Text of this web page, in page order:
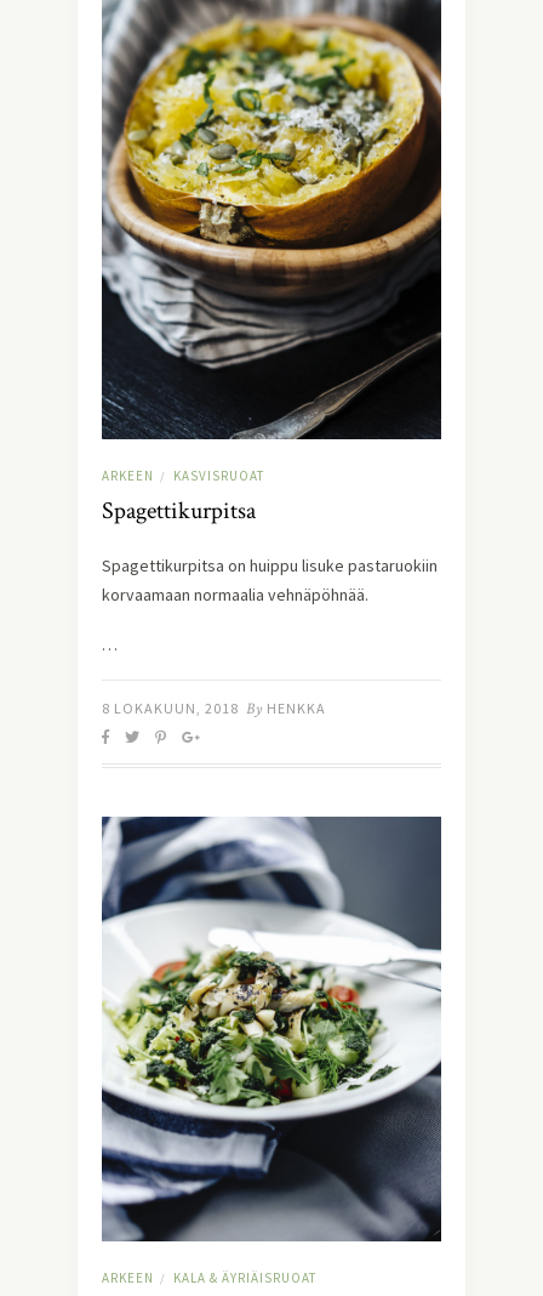
ARKEEN / KASVISRUOAT
Spagettikurpitsa
Spagettikurpitsa on huippu lisuke pastaruokiin
korvaamaan normaalia vehnäpöhnää.
…
8 LOKAKUUN, 2018 By HENKKA
ARKEEN / KALA & ÄYRIÄISRUOAT